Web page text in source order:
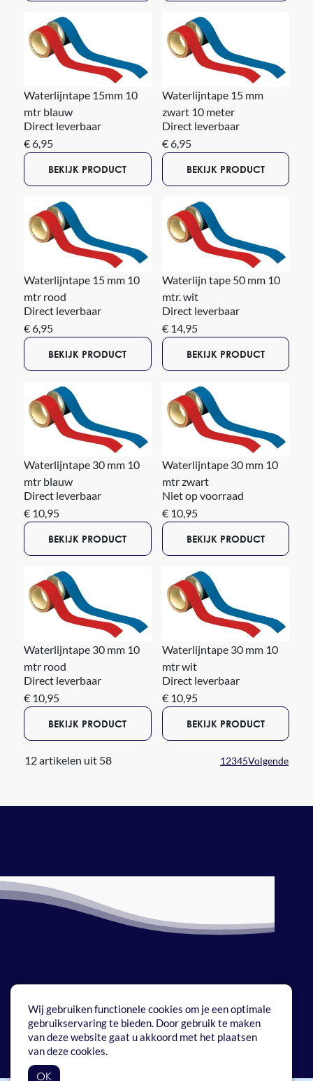
Wij gebruiken functionele cookies om je een optimale
gebruikservaring te bieden. Door gebruik te maken
van deze website gaat u akkoord met het plaatsen
van deze cookies.
OK
Waterlijntape 15mm 10
mtr blauw
Direct leverbaar
€ 6,95
BEKIJK PRODUCT
Waterlijntape 15 mm
zwart 10 meter
Direct leverbaar
€ 6,95
BEKIJK PRODUCT
Waterlijntape 15 mm 10
mtr rood
Direct leverbaar
€ 6,95
BEKIJK PRODUCT
Waterlijn tape 50 mm 10
mtr. wit
Direct leverbaar
€ 14,95
BEKIJK PRODUCT
Waterlijntape 30 mm 10
mtr blauw
Direct leverbaar
€ 10,95
BEKIJK PRODUCT
Waterlijntape 30 mm 10
mtr zwart
Niet op voorraad
€ 10,95
BEKIJK PRODUCT
Waterlijntape 30 mm 10
mtr rood
Direct leverbaar
€ 10,95
BEKIJK PRODUCT
Waterlijntape 30 mm 10
mtr wit
Direct leverbaar
€ 10,95
BEKIJK PRODUCT
12 artikelen uit 58 12345Volgende
Onze service
Vrijheid watersport